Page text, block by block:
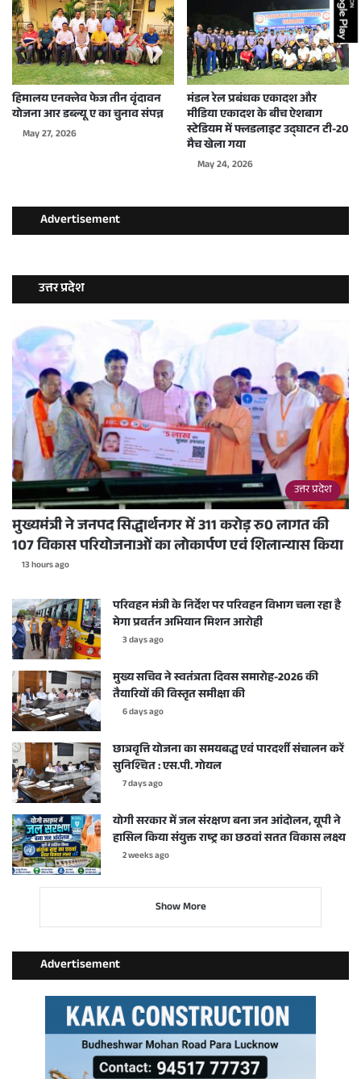
हिमालय एनक्लेव फेज तीन वृंदावन
योजना आर डब्ल्यू ए का चुनाव संपन्न
May 27, 2026
मंडल रेल प्रबंधक एकादश और
मीडिया एकादश के बीच ऐशबाग
स्टेडियम में फ्लडलाइट उद्घाटन टी-20
मैच खेला गया
May 24, 2026
Advertisement
उत्तर प्रदेश
उत्तर प्रदेश
मुख्यमंत्री ने जनपद सिद्धार्थनगर में 311 करोड़ रु0 लागत की
107 विकास परियोजनाओं का लोकार्पण एवं शिलान्यास किया
13 hours ago
परिवहन मंत्री के निर्देश पर परिवहन विभाग चला रहा है
मेगा प्रवर्तन अभियान मिशन आरोही
3 days ago
मुख्य सचिव ने स्वतंत्रता दिवस समारोह-2026 की
तैयारियों की विस्तृत समीक्षा की
6 days ago
छात्रवृत्ति योजना का समयबद्ध एवं पारदर्शी संचालन करें
सुनिश्चित : एस.पी. गोयल
7 days ago
योगी सरकार में जल संरक्षण बना जन आंदोलन, यूपी ने
हासिल किया संयुक्त राष्ट्र का छठवां सतत विकास लक्ष्य
2 weeks ago
Show More
Advertisement